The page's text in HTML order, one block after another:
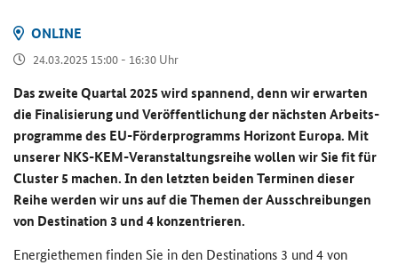
ON­LINE
24.03.2025 15:00 - 16:30 Uhr
Das zwei­te Quar­tal 2025 wird span­nend, denn wir er­war­ten
die Fi­na­li­sie­rung und Ver­öf­fent­li­chung der nächs­ten Ar­beits­
pro­gram­me des EU-​Förderprogramms Ho­ri­zont Eu­ro­pa. Mit
un­se­rer NKS-​KEM-Veranstaltungsreihe wol­len wir Sie fit für
Cluster5 ma­chen. In den letz­ten bei­den Ter­mi­nen die­ser
Reihe wer­den wir uns auf die The­men der Aus­schrei­bun­gen
von De­sti­na­ti­on 3 und 4 kon­zen­trie­ren.
En­er­gie­the­men fin­den Sie in den Destinations 3 und 4 von